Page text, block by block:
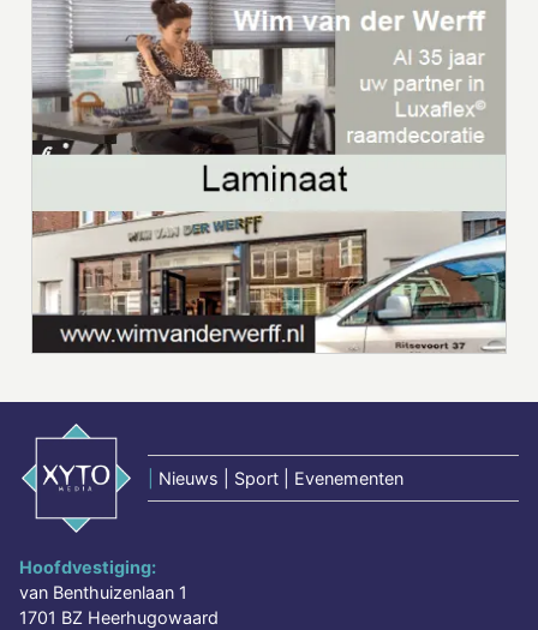
Nieuws | Sport | Evenementen
Hoofdvestiging:
van Benthuizenlaan 1
1701 BZ Heerhugowaard